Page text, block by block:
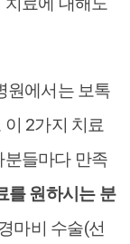
원에서는 보톡
2가지 치료
들마다 만족
를 원하시는 분
마비 수술(선